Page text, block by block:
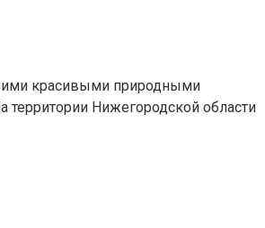
красивыми природными
Нижегородской области